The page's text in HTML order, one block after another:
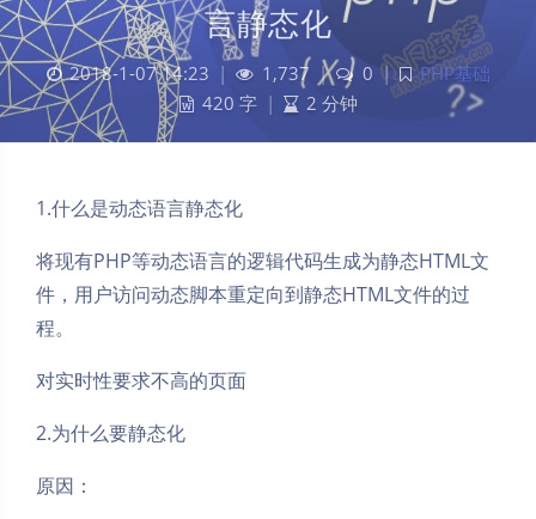
言静态化
2018-1-07 14:23 1,737 | 0 |
PHP基础
420 字
2 分钟
1.什么是动态语言静态化
将现有PHP等动态语言的逻辑代码生成为静态HTML文
件，用户访问动态脚本重定向到静态HTML文件的过
程。
对实时性要求不高的页面
2.为什么要静态化
原因：